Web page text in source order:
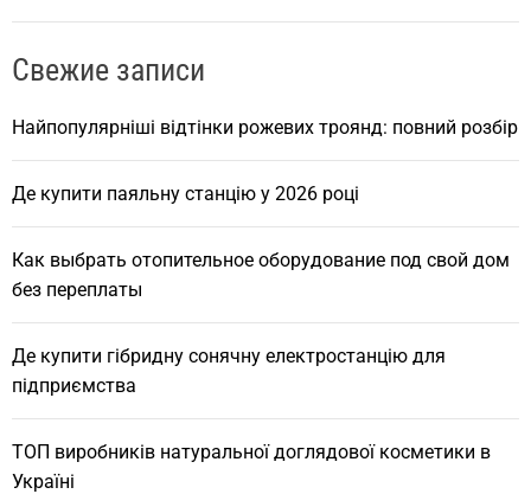
c
Свежие записи
Найпопулярніші відтінки рожевих троянд: повний розбір
Де купити паяльну станцію у 2026 році
Как выбрать отопительное оборудование под свой дом
без переплаты
Де купити гібридну сонячну електростанцію для
підприємства
ТОП виробників натуральної доглядової косметики в
Україні